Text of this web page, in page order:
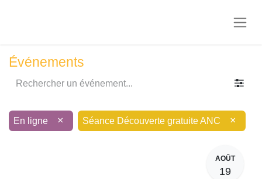
Événements
En ligne × Séance Découverte gratuite ANC
AOÛT
19